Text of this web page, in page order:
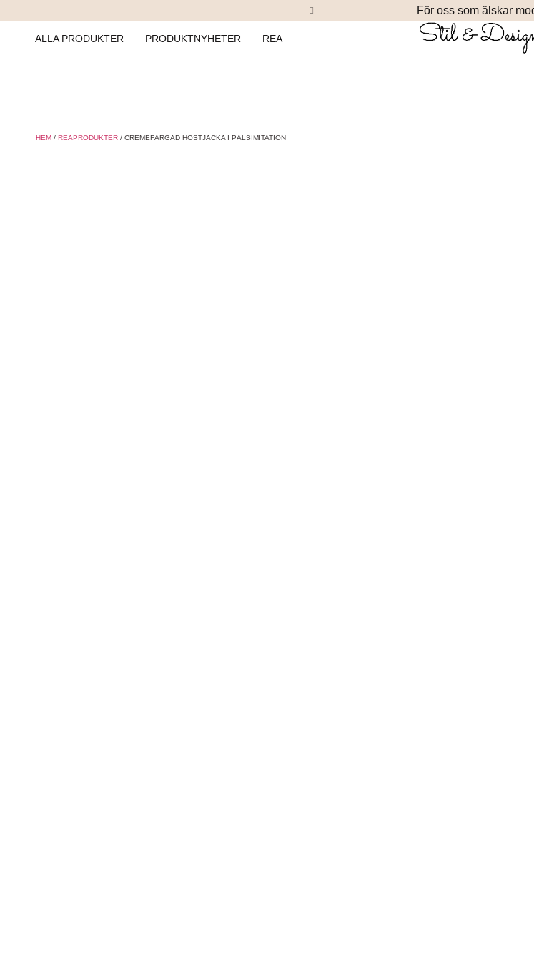
För oss som älskar
ALLA PRODUKTER PRODUKTNYHETER REA
HEM / REAPRODUKTER / CREMEFÄRGAD HÖSTJACKA I PÄLSIMITATION